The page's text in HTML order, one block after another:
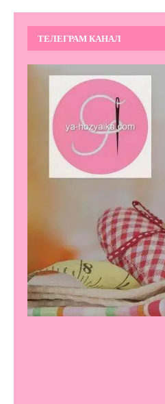
ТЕЛЕГРАМ КАНАЛ